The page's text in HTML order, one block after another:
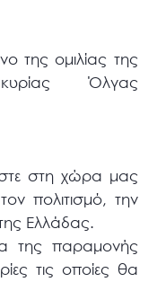
της ομιλίας της
Όλγας
στη χώρα μας
πολιτισμό, την
Ελλάδας.
της παραμονής
τις οποίες θα